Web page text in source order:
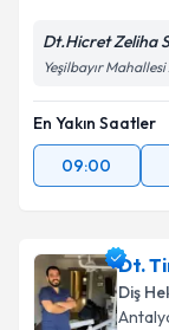
Dt.Hicret Zeliha
Yeşilbayır
En Yakın Saatler
09:00
Dt.
Diş